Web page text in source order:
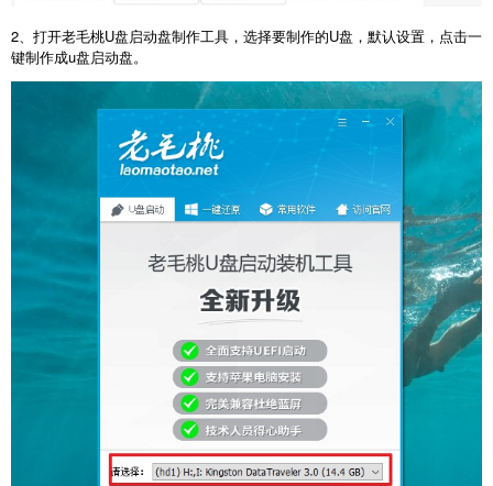
2、打开老毛桃U盘启动盘制作工具，选择要制作的U盘，默认设置，点击一
键制作成u盘启动盘。